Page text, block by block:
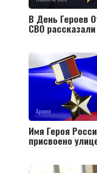
В День Героев
СВО
Армия
Имя Героя
присвоено